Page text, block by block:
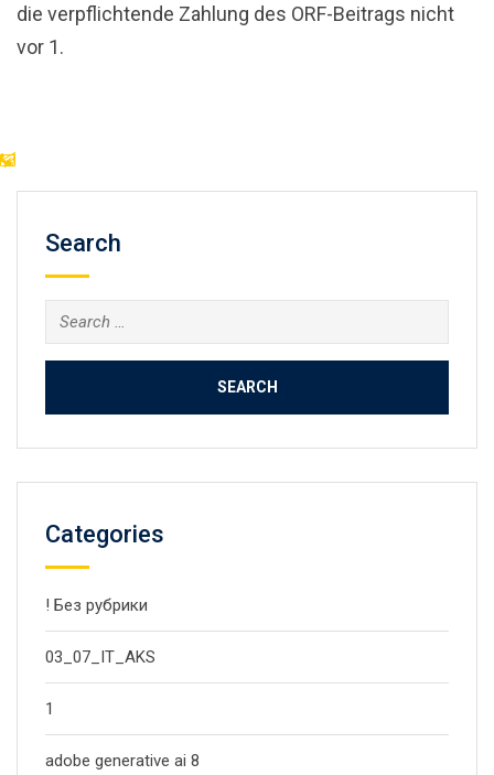
die verpflichtende Zahlung des ORF-Beitrags nicht
vor 1.
Search
Search
for:
Categories
! Без рубрики
03_07_IT_AKS
1
adobe generative ai 8